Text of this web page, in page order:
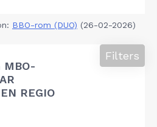
BBO-rom (DUO) (26-02-2026)
MBO-
REGIO
Filters